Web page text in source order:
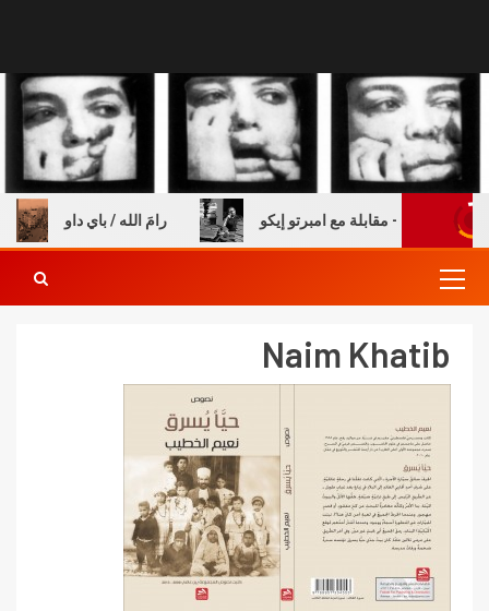
رامَ الله / باي داو والكتب – مقابلة مع امبرتو إيكو
Naim Khatib